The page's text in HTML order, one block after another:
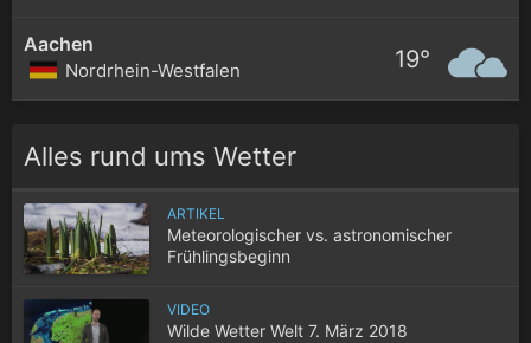
Aachen
Nordrhein-Westfalen 19°
Alles rund ums Wetter
ARTIKEL
Meteorologischer vs. astronomischer
Frühlingsbeginn
VIDEO
Wilde Wetter Welt 7. März 2018